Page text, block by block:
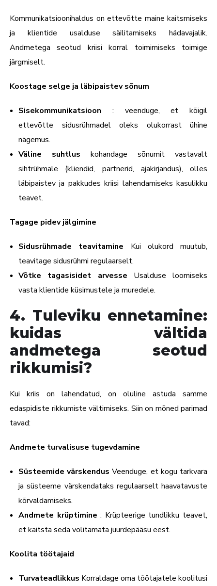
Kommunikatsioonihaldus on ettevõtte maine kaitsmiseks
ja klientide usalduse säilitamiseks hädavajalik.
Andmetega seotud kriisi korral toimimiseks toimige
järgmiselt.
Koostage selge ja läbipaistev sõnum
Sisekommunikatsioon : veenduge, et kõigil
ettevõtte sidusrühmadel oleks olukorrast ühine
nägemus.
Väline suhtlus kohandage sõnumit vastavalt
sihtrühmale (kliendid, partnerid, ajakirjandus), olles
läbipaistev ja pakkudes kriisi lahendamiseks kasulikku
teavet.
Tagage pidev jälgimine
Sidusrühmade teavitamine Kui olukord muutub,
teavitage sidusrühmi regulaarselt.
Võtke tagasisidet arvesse Usalduse loomiseks
vasta klientide küsimustele ja muredele.
4. Tuleviku ennetamine:
kuidas vältida
andmetega seotud
rikkumisi?
Kui kriis on lahendatud, on oluline astuda samme
edaspidiste rikkumiste vältimiseks. Siin on mõned parimad
tavad:
Andmete turvalisuse tugevdamine
Süsteemide värskendus Veenduge, et kogu tarkvara
ja süsteeme värskendataks regulaarselt haavatavuste
kõrvaldamiseks.
Andmete krüptimine : Krüpteerige tundlikku teavet,
et kaitsta seda volitamata juurdepääsu eest.
Koolita töötajaid
Turvateadlikkus Korraldage oma töötajatele koolitusi